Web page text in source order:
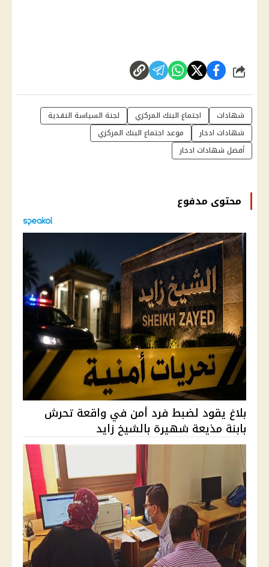
شارك
شهادات اجتماع البنك المركزي
لجنة السياسة النقدية
شهادات ادخار
موعد اجتماع البنك المركزي
أفضل شهادات ادخار
محتوى مدفوع
بلاغ يقود لضبط فرد أمن في واقعة تحرش
بابنة مذيعة شهيرة بالشيخ زايد